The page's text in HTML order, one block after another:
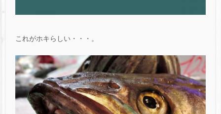
これがホキらしい・・・。